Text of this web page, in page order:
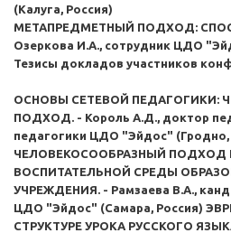
(Калуга, Россия)
МЕТАПРЕДМЕТНЫЙ ПОДХОД:
Озеркова И.А., сотрудник ЦДО
Тезисы докладов участников
ОСНОВЫ СЕТЕВОЙ ПЕДАГОГИКИ:
ПОДХОД. - Король А.Д., доктор
педагогики ЦДО "Эйдос" (Гродно,
ЧЕЛОВЕКОСООБРАЗНЫЙ ПОДХОД
ВОСПИТАТЕЛЬНОЙ СРЕДЫ
УЧРЕЖДЕНИЯ. - Рамзаева В.А.,
ЦДО "Эйдос" (Самара, Россия)
СТРУКТУРЕ УРОКА РУССКОГО